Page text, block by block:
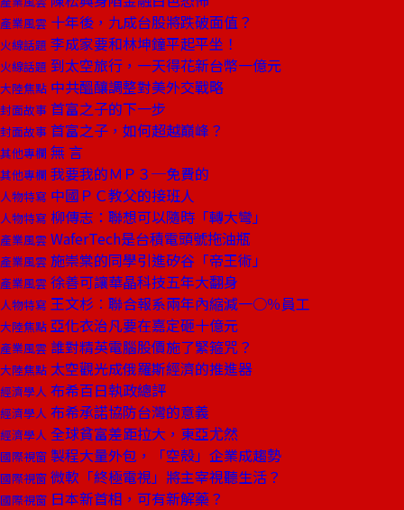
產業風雲 十年後，九成台股將跌破面值？
火線話題 李成家要和林坤鐘平起平坐！
火線話題 到太空旅行，一天得花新台幣一億元
大陸焦點 中共醞釀調整對美外交戰略
封面故事 首富之子的下一步
封面故事 首富之子，如何超越巔峰？
其他專欄 無 言
其他專欄 我要我的ＭＰ３─免費的
人物特寫 中國ＰＣ教父的接班人
人物特寫 柳傳志：聯想可以隨時「轉大彎」
產業風雲 WaferTech是台積電頭號拖油瓶
產業風雲 施崇棠的同學引進矽谷「帝王術」
產業風雲 徐善可讓華晶科技五年大翻身
人物特寫 王文杉︰聯合報系兩年內縮減一○％員工
大陸焦點 亞化衣治凡要在嘉定砸十億元
產業風雲 誰對精英電腦股價施了緊箍咒？
大陸焦點 太空觀光成俄羅斯經濟的推進器
經濟學人 布希百日執政總評
經濟學人 布希承諾協防台灣的意義
經濟學人 全球貧富差距拉大，東亞尤然
國際視窗 製程大量外包，「空殼」企業成趨勢
國際視窗 微軟「終極電視」將主宰視聽生活？
國際視窗 日本新首相，可有新解藥？